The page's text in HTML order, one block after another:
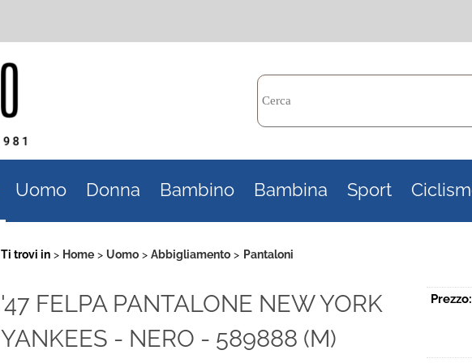
il
Uomo Donna Bambino Bambina Sport
Ti trovi in Home Uomo Abbigliamento Pantaloni
'47 FELPA PANTALONE NEW YORK
YANKEES - NERO - 589888 (M)
Prezzo: